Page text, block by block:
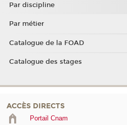
Par discipline
Par métier
Catalogue de la FOAD
Catalogue des stages
ACCÈS DIRECTS
Portail Cnam